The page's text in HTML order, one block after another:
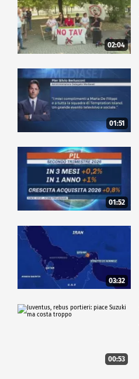
02:04
01:51
01:52
03:32
00:53